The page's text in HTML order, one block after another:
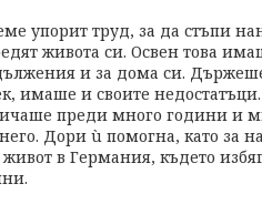
упорит труд, за да стъпи
живота си. Освен това
и за дома си.
имаше и своите недостатъци.
преди много години и
Дори ù помогна, като за
в Германия, където